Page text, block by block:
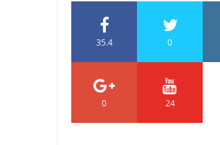
35.4 0
0 24